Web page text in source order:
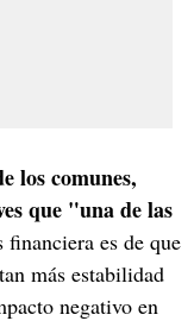
los comunes,
que "una de las
es de que
más estabilidad
negativo en